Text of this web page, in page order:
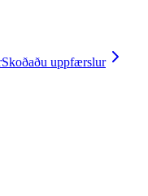
Skoðaðu uppfærslur